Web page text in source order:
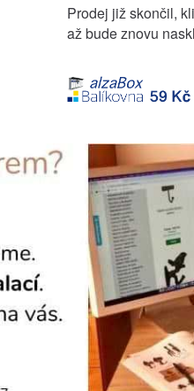
Prodej již skončil,
až bude znovu